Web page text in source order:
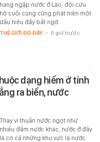
hang ngập nước ở Lào, đội cứu
hộ cuối cùng cũng phát hiện một
dấu hiệu đầy bất ngờ.
THẾ GIỚI ĐÓ ĐÂY - 6 giờ trước
dạng hiếm ở tỉnh
ra biển, nước
Thay vì thuần nước ngọt như
nhiều đầm nước khác, nước ở đây
là có cả những khu vực là nước